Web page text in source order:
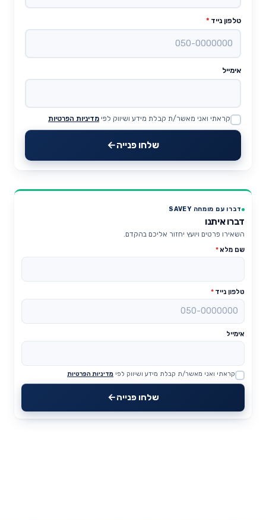
טלפון נייד *
אימייל
Website
קראתי ואני מאשר/ת קבלת מידע ושיווק לפי מדיניות הפרטיות
שלחו פנייה
דברו עם מומחה SAVEY
דברו איתנו
השאירו פרטים ויועץ יחזור אליכם בהקדם.
שם מלא*
טלפון נייד *
אימייל
Website
קראתי ואני מאשר/ת קבלת מידע ושיווק לפי מדיניות הפרטיות
שלחו פנייה